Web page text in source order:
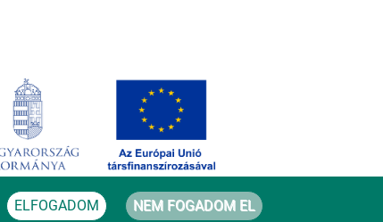
ELFOGADOM NEM FOGADOM EL